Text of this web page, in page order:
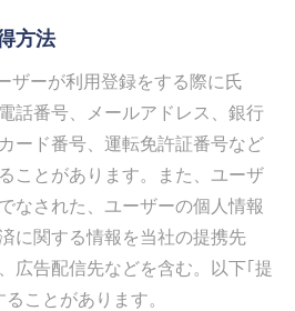
方法
ザーが利用登録をする際に氏
話番号、メールアドレス、銀行
ード番号、運転免許証番号など
ことがあります。また、ユーザ
なされた、ユーザーの個人情報
に関する情報を当社の提携先
広告配信先などを含む。以下｢提
ことがあります。